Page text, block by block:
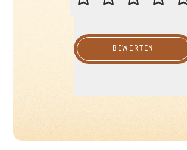
BEWERTEN